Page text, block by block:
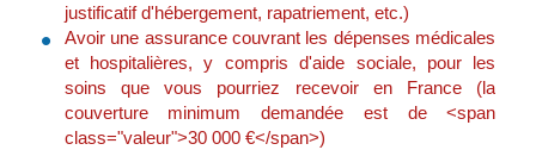
justificatif d'hébergement, rapatriement, etc.)
Avoir une assurance couvrant les dépenses médicales
et hospitalières, y compris d'aide sociale, pour les
soins que vous pourriez recevoir en France (la
couverture minimum demandée est de <span
class="valeur">30 000 €</span>)